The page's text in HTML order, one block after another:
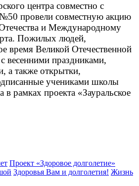
центра совместно с
провели совместную акцию
и Международному
Пожилых людей,
время Великой Отечественной
весенними праздниками,
а также открытки,
учениками школы
рамках проекта «Зауральское
Проект «Здоровое долголетие»
Здоровья Вам и долголетия! Жизнь